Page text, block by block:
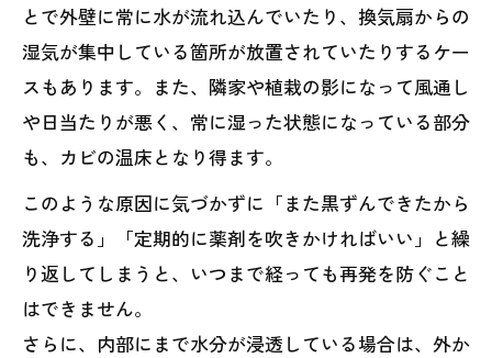
とで外壁に常に水が流れ込んでいたり、換気扇からの
湿気が集中している箇所が放置されていたりするケー
スもあります。また、隣家や植栽の影になって風通し
や日当たりが悪く、常に湿った状態になっている部分
も、カビの温床となり得ます。
このような原因に気づかずに「また黒ずんできたから
洗浄する」「定期的に薬剤を吹きかければいい」と繰
り返してしまうと、いつまで経っても再発を防ぐこと
はできません。
さらに、内部にまで水分が浸透している場合は、外か